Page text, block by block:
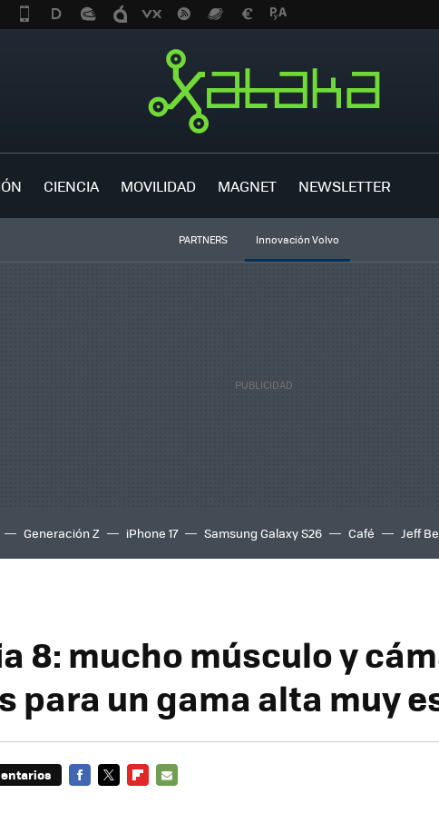
CIENCIA MOVILIDAD MAGNET NEWSLETTER
PARTNERS Innovación Volvo
Generación Z iPhone 17 Samsung Galaxy S26 Café Jeff
8: mucho músculo y
para un gama alta muy